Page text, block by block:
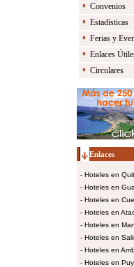
Convenios
Estadísticas
Ferias y
Enlaces
Circulares
Enlaces
- Hoteles en
- Hoteles en
- Hoteles en
- Hoteles en
- Hoteles en
- Hoteles en
- Hoteles en
- Hoteles en